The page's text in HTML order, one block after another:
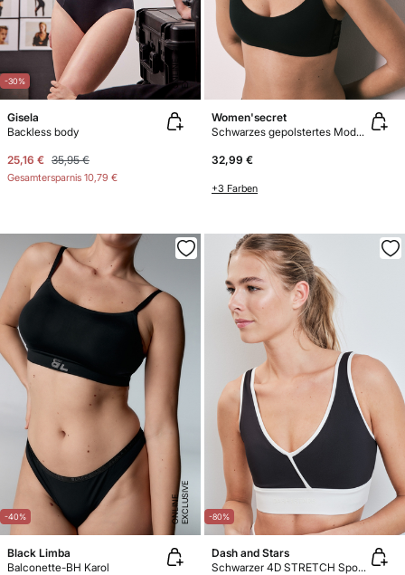
-30% E
Gisela
Backless body
25,16 € 35,95 €
Gesamtersparnis 10,79 €
Women'secret
Schwarzes gepolstertes Modal-Spitzen-BH-Top
32,99 €
+3 Farben
-40% E
X
C
L
U
SI
V
E
O
N
LI
N
E
Black Limba
Balconette-BH Karol
-80%
Dash and Stars
Schwarzer 4D STRETCH Sport-BH